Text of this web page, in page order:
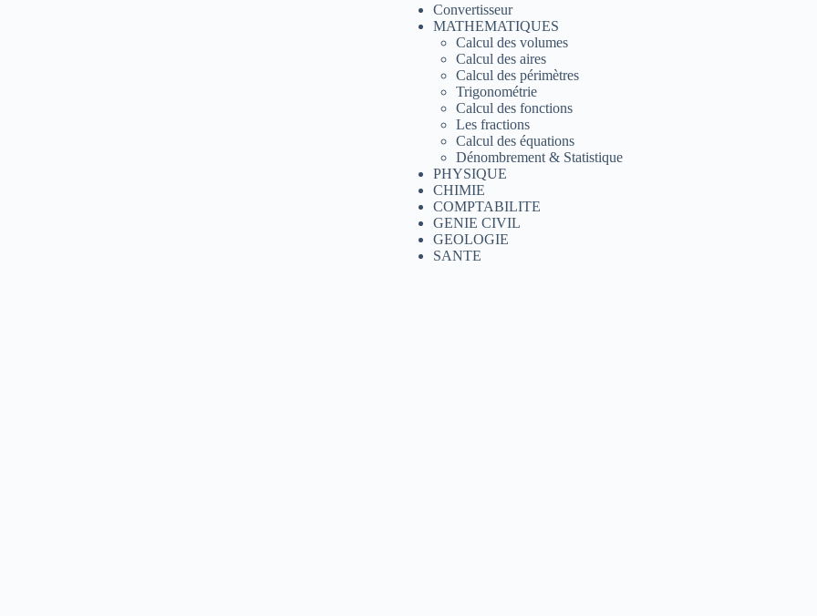
Convertisseur
MATHEMATIQUES
Calcul des volumes
Calcul des aires
Calcul des périmètres
Trigonométrie
Calcul des fonctions
Les fractions
Calcul des équations
Dénombrement & Statistique
PHYSIQUE
CHIMIE
COMPTABILITE
GENIE CIVIL
GEOLOGIE
SANTE